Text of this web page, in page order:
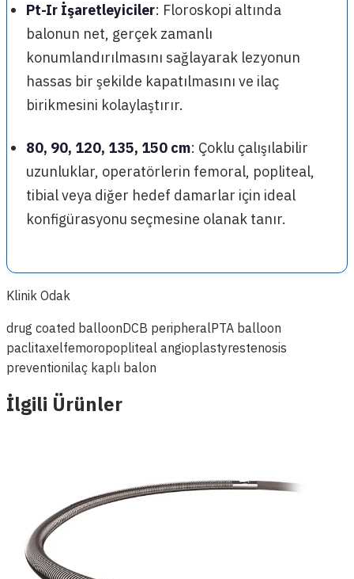
Pt-Ir İşaretleyiciler: Floroskopi altında
balonun net, gerçek zamanlı
konumlandırılmasını sağlayarak lezyonun
hassas bir şekilde kapatılmasını ve ilaç
birikmesini kolaylaştırır.
80, 90, 120, 135, 150 cm: Çoklu çalışılabilir
uzunluklar, operatörlerin femoral, popliteal,
tibial veya diğer hedef damarlar için ideal
konfigürasyonu seçmesine olanak tanır.
Klinik Odak
drug coated balloonDCB peripheralPTA balloon
paclitaxelfemoropopliteal angioplastyrestenosis
preventionilaç kaplı balon
İlgili Ürünler